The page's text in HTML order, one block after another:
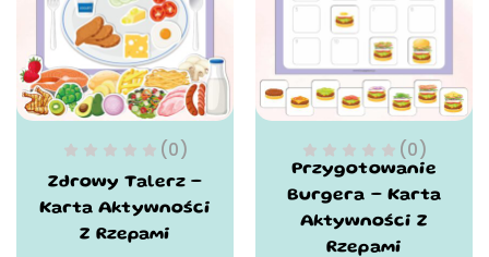
(0)
Zdrowy Talerz –
Karta Aktywności
Z Rzepami
(0)
Przygotowanie
Burgera – Karta
Aktywności Z
Rzepami